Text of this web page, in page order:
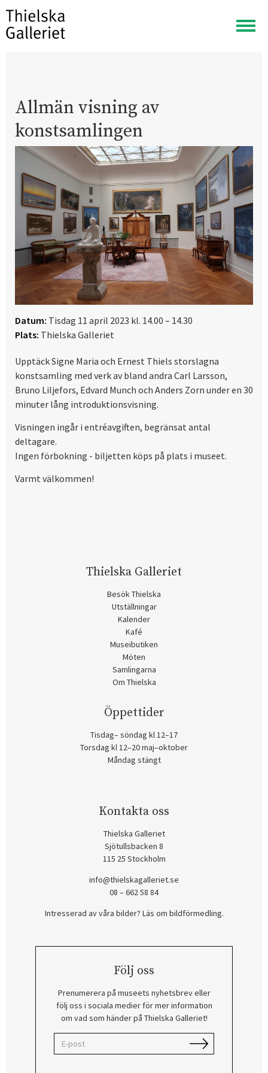
Visa
meny
Allmän visning av
konstsamlingen
Datum: Tisdag 11 april 2023 kl. 14.00 – 14.30
Plats: Thielska Galleriet
Upptäck Signe Maria och Ernest Thiels storslagna
konstsamling med verk av bland andra Carl Larsson,
Bruno Liljefors, Edvard Munch och Anders Zorn under en 30
minuter lång introduktionsvisning.
Visningen ingår i entréavgiften, begränsat antal
deltagare.
Ingen förbokning - biljetten köps på plats i museet.
Varmt välkommen!
Thielska Galleriet
Besök Thielska
Utställningar
Kalender
Kafé
Museibutiken
Möten
Samlingarna
Om Thielska
Öppettider
Tisdag– söndag kl 12–17
Torsdag kl 12–20 maj–oktober
Måndag stängt
Kontakta oss
Thielska Galleriet
Sjötullsbacken 8
115 25 Stockholm
info@thielskagalleriet.se
08 – 662 58 84
Intresserad av våra bilder? Läs om bildförmedling.
Följ oss
Prenumerera på museets nyhetsbrev eller
följ oss i sociala medier för mer information
om vad som händer på Thielska Galleriet!